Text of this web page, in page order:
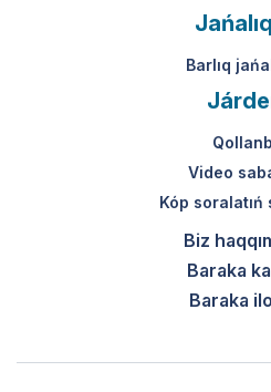
Barlıq
Video
Kóp
Biz
Baraka
Baraka